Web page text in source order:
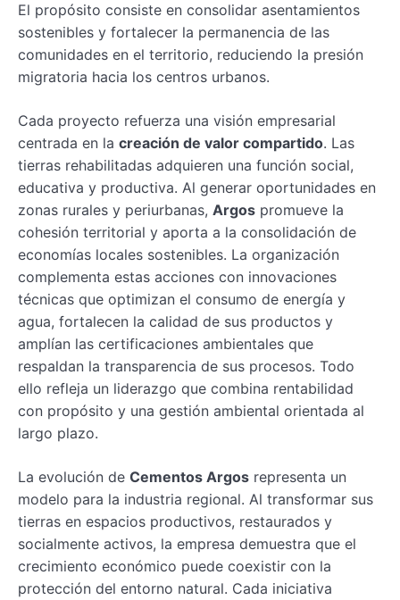
El propósito consiste en consolidar asentamientos
sostenibles y fortalecer la permanencia de las
comunidades en el territorio, reduciendo la presión
migratoria hacia los centros urbanos.
Cada proyecto refuerza una visión empresarial
centrada en la creación de valor compartido. Las
tierras rehabilitadas adquieren una función social,
educativa y productiva. Al generar oportunidades en
zonas rurales y periurbanas, Argos promueve la
cohesión territorial y aporta a la consolidación de
economías locales sostenibles. La organización
complementa estas acciones con innovaciones
técnicas que optimizan el consumo de energía y
agua, fortalecen la calidad de sus productos y
amplían las certificaciones ambientales que
respaldan la transparencia de sus procesos. Todo
ello refleja un liderazgo que combina rentabilidad
con propósito y una gestión ambiental orientada al
largo plazo.
La evolución de Cementos Argos representa un
modelo para la industria regional. Al transformar sus
tierras en espacios productivos, restaurados y
socialmente activos, la empresa demuestra que el
crecimiento económico puede coexistir con la
protección del entorno natural. Cada iniciativa